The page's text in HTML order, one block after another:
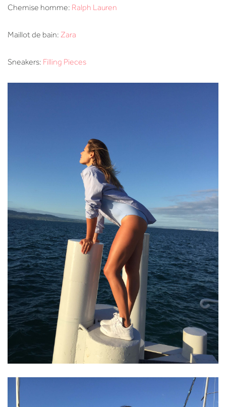
Chemise homme: Ralph Lauren
Maillot de bain: Zara
Sneakers: Filling Pieces